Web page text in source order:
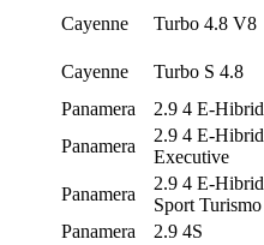
Cayenne
Turbo 4.8 V8
Cayenne
Turbo S 4.8
Panamera
2.9 4 E-Hibrid
Panamera
2.9 4 E-Hibrid
Executive
Panamera
2.9 4 E-Hibrid
Sport Turismo
Panamera
2.9 4S